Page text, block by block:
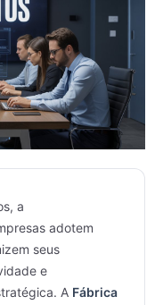
a
adotem
seus
e
A Fábrica